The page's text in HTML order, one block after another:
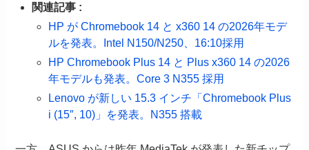
関連記事 :
HP が Chromebook 14 と x360 14 の2026年モデ
ルを発表。Intel N150/N250、16:10採用
HP Chromebook Plus 14 と Plus x360 14 の2026
年モデルも発表。Core 3 N355 採用
Lenovo が新しい 15.3 インチ「Chromebook Plus
i (15″, 10)」を発表。N355 搭載